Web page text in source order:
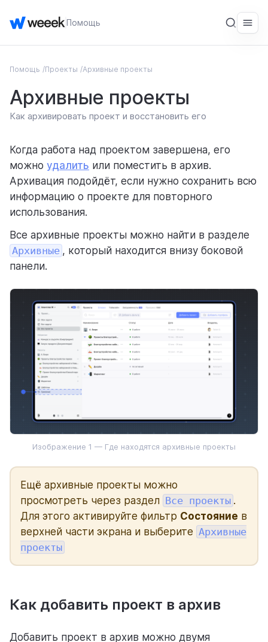
Помощь
ОБЩЕЕ
Введение
Начало работы
Рабочие пространства
Задачи
Общее
Проекты
Задачи
Режимы просмотра
Доски
Weeek Android & iOS
База знаний
CRM
Пользователи
Аналитика
ГОТОВЫЕ РЕШЕНИЯ С WEEEK
Для команд
Для процессов
Для личного использования
Помощь Проекты Архивные проекты
Архивные проекты
Как архивировать проект и восстановить его
Когда работа над проектом завершена, его
можно удалить или поместить в архив.
Архивация подойдёт, если нужно сохранить всю
информацию о проекте для повторного
использования.
Все архивные проекты можно найти в разделе
Архивные , который находится внизу боковой
панели.
Изображение 1 — Где находятся архивные проекты
Ещё архивные проекты можно
просмотреть через раздел Все проекты .
Для этого активируйте фильтр Состояние в
верхней части экрана и выберите Архивные
проекты
Как добавить проект в архив
Добавить проект в архив можно двумя